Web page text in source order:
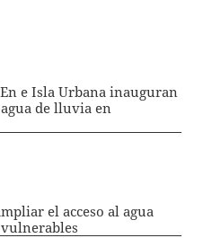
e Isla Urbana inauguran
de lluvia en
el acceso al agua